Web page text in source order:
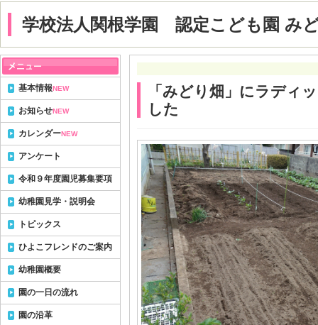
学校法人関根学園 認定こども園 み
「みどり畑」にラディ
した
基本情報NEW
お知らせNEW
カレンダーNEW
アンケート
令和９年度園児募集要項
幼稚園見学・説明会
トピックス
ひよこフレンドのご案内
幼稚園概要
園の一日の流れ
園の沿革